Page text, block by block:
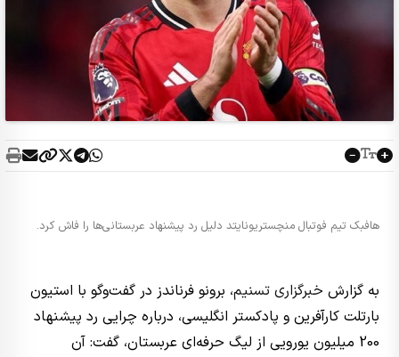
هافبک تیم فوتبال منچستریونایتد دلیل رد پیشنهاد عربستانی‌ها را فاش کرد.
به گزارش خبرگزاری تسنیم، برونو فرناندز در گفت‌وگو با استیون
بارتلت کارآفرین و پادکستر انگلیسی، درباره چرایی رد پیشنهاد
200 میلیون یورویی از لیگ حرفه‌ای عربستان، گفت: آن